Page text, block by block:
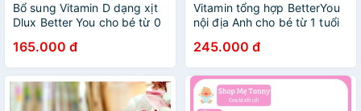
Bổ sung Vitamin D dạng xịt
Dlux Better You cho bé từ 0
165.000 đ
Vitamin tổng hợp BetterYou
nội địa Anh cho bé từ 1 tuổi
245.000 đ